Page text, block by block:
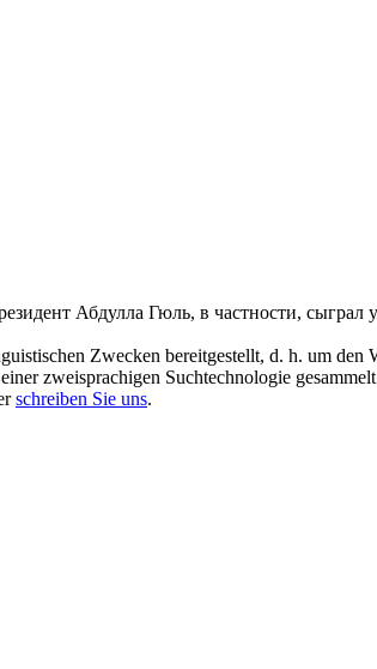
Абдулла Гюль, в частности,
Zwecken bereitgestellt, d. h. um
zweisprachigen Suchtechnologie
schreiben Sie uns.